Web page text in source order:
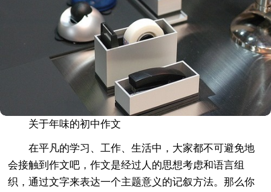
关于年味的初中作文
在平凡的学习、工作、生活中，大家都不可避免地
会接触到作文吧，作文是经过人的思想考虑和语言组
织，通过文字来表达一个主题意义的记叙方法。那么你